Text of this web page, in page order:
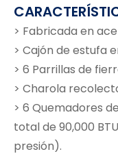
> Fabricada en
> Cajón de estufa
> 6 Parrillas de
> Charola
> 6 Quemadores
total de 90,000
presión).